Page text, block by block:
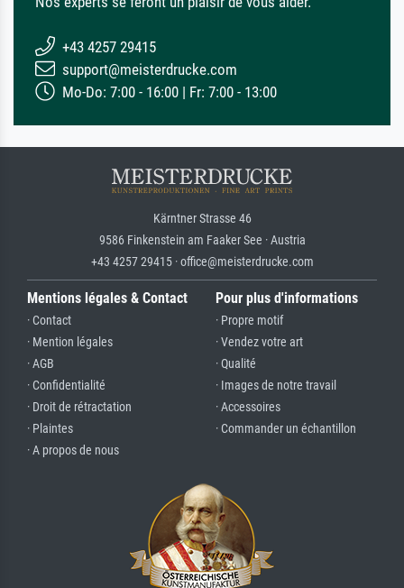
+43 4257 29415
support@meisterdrucke.com
Mo-Do: 7:00 - 16:00 | Fr: 7:00 - 13:00
Kärntner Strasse 46
9586 Finkenstein am Faaker See · Austria
+43 4257 29415 · office@meisterdrucke.com
Mentions légales & Contact
· Contact
· Mention légales
· AGB
· Confidentialité
· Droit de rétractation
· Plaintes
· A propos de nous
Pour plus d'informations
· Propre motif
· Vendez votre art
· Qualité
· Images de notre travail
· Accessoires
· Commander un échantillon